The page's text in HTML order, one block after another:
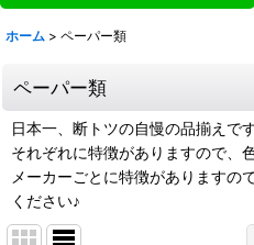
ホーム > ペーパー類
ペーパー類
日本一、断トツの自慢の品揃えです
それぞれに特徴がありますので、
メーカーごとに特徴がありますの
ください♪